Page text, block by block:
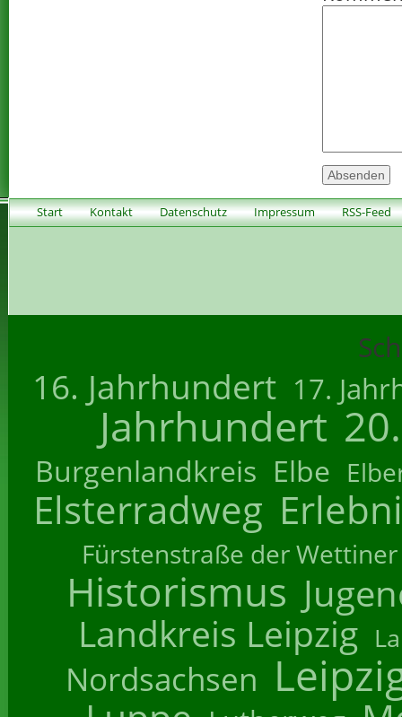
Start Kontakt Datenschutz Impressum RSS-Feed
16. Jahrhundert 17.
Jahrhundert
Burgenlandkreis Elbe
Elsterradweg
Fürstenstraße der Wettiner
Historismus
Landkreis Leipzig
Nordsachsen